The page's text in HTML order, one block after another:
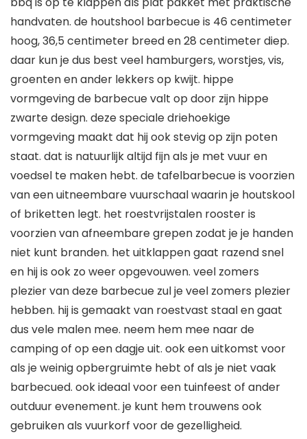
handvaten. de houtshool barbecue is 46 centimeter
hoog, 36,5 centimeter breed en 28 centimeter diep.
daar kun je dus best veel hamburgers, worstjes, vis,
groenten en ander lekkers op kwijt. hippe
vormgeving de barbecue valt op door zijn hippe
zwarte design. deze speciale driehoekige
vormgeving maakt dat hij ook stevig op zijn poten
staat. dat is natuurlijk altijd fijn als je met vuur en
voedsel te maken hebt. de tafelbarbecue is voorzien
van een uitneembare vuurschaal waarin je houtskool
of briketten legt. het roestvrijstalen rooster is
voorzien van afneembare grepen zodat je je handen
niet kunt branden. het uitklappen gaat razend snel
en hij is ook zo weer opgevouwen. veel zomers
plezier van deze barbecue zul je veel zomers plezier
hebben. hij is gemaakt van roestvast staal en gaat
dus vele malen mee. neem hem mee naar de
camping of op een dagje uit. ook een uitkomst voor
als je weinig opbergruimte hebt of als je niet vaak
barbecued. ook ideaal voor een tuinfeest of ander
outduur evenement. je kunt hem trouwens ook
gebruiken als vuurkorf voor de gezelligheid.